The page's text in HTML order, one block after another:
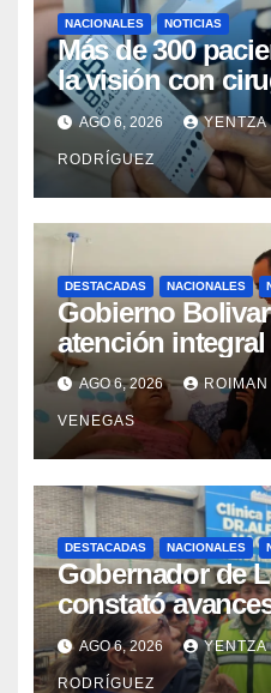
NACIONALES NOTICIAS
Más de 300
la visión con
cataratas en
AGO 6, 2026 YENTZA
RODRÍGUEZ
DESTACADAS NACIONALES
Gobierno
atención
con
campamentos
AGO 6, 2026
VENEGAS
DESTACADAS NACIONALES
Gobernador de
constató
rehabilitación del
Catia la Mar
AGO 6, 2026 YENTZA
RODRÍGUEZ